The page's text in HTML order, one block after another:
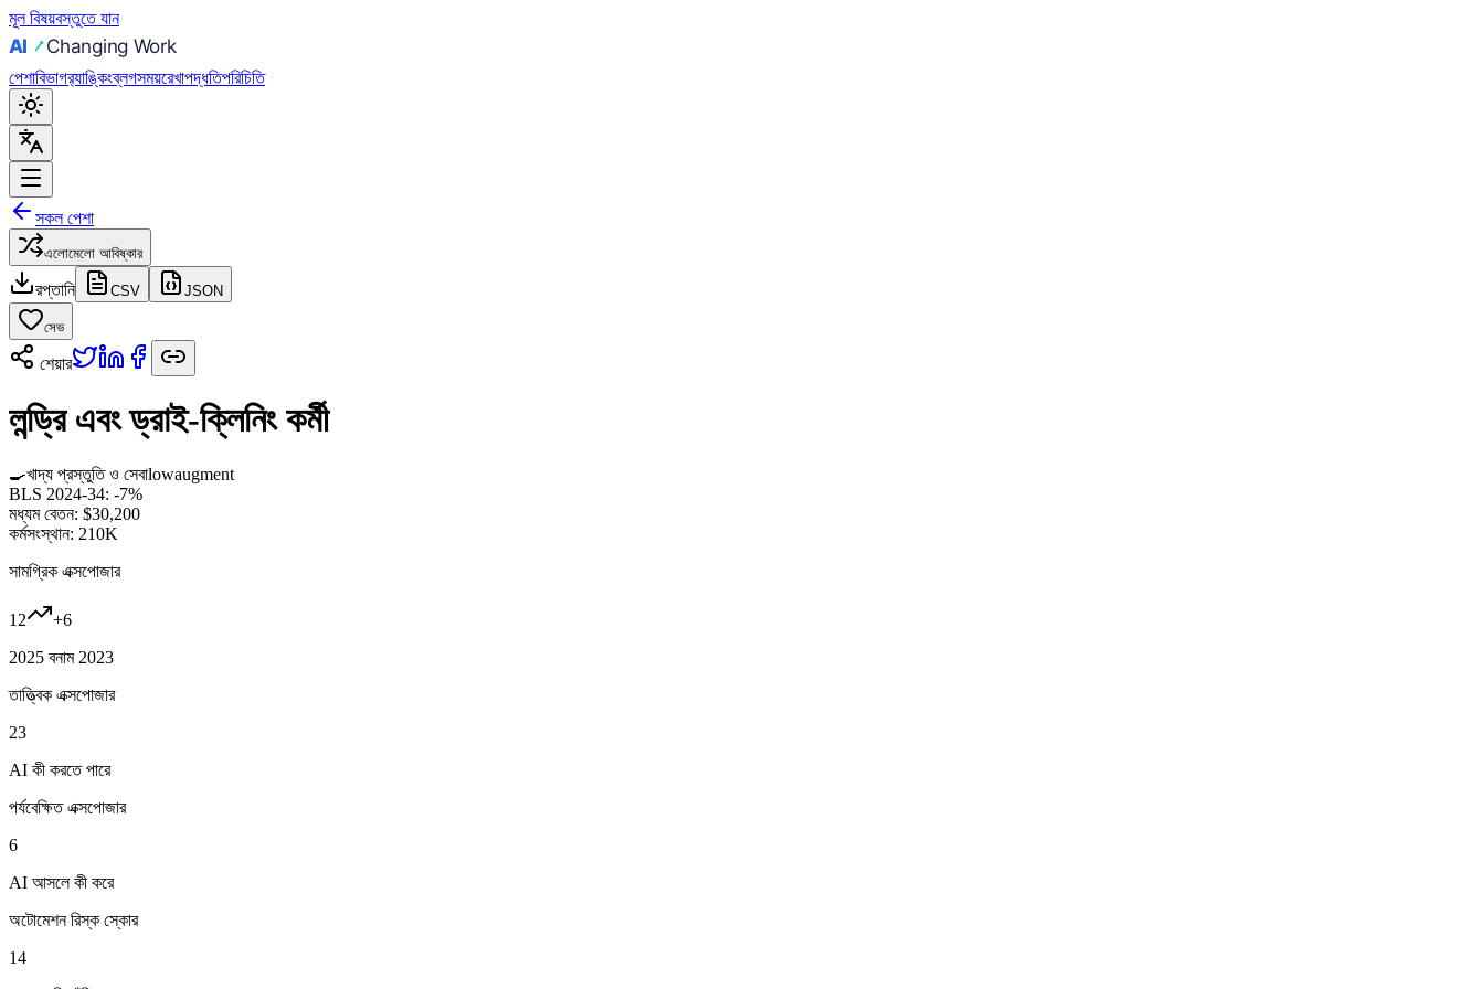
মূল বিষয়বস্তুতে যান
পেশাবিভাগর‍্যাঙ্কিংব্লগসময়রেখাপদ্ধতিপরিচিতি
সকল পেশা
এলোমেলো আবিষ্কার
রপ্তানি CSV JSON
সেভ
শেয়ার
লন্ড্রি এবং ড্রাই-ক্লিনিং কর্মী
🍳খাদ্য প্রস্তুতি ও সেবাlowaugment
BLS 2024-34: -7%
মধ্যম বেতন: $30,200
কর্মসংস্থান: 210K
সামগ্রিক এক্সপোজার
12 +6
2025 বনাম 2023
তাত্ত্বিক এক্সপোজার
23
AI কী করতে পারে
পর্যবেক্ষিত এক্সপোজার
6
AI আসলে কী করে
অটোমেশন রিস্ক স্কোর
14